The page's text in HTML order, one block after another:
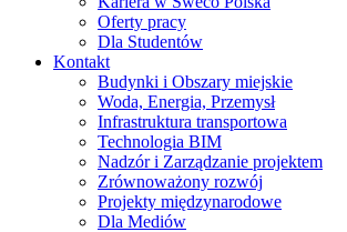
Oferty pracy
Dla Studentów
Kontakt
Budynki i Obszary miejskie
Woda, Energia, Przemysł
Infrastruktura transportowa
Technologia BIM
Nadzór i Zarządzanie projektem
Zrównoważony rozwój
Projekty międzynarodowe
Dla Mediów